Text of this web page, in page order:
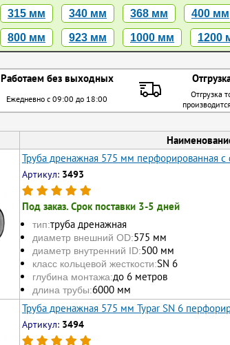
315 мм 340 мм 368 мм 400 мм
800 мм 923 мм 1000 мм 1200
Работаем без выходных
Ежедневно с 09:00 до 18:00
Отгрузка
Труба дренажная 575 мм перфорированная с
Артикул: 3493
Под заказ. Срок поставки 3-5 дней
тип:труба дренажная
диаметр внешний OD:575 мм
диаметр внутренний ID:500 мм
класс кольцевой жесткости:SN 6
глубина монтажа:до 6 метров
длина трубы:6000 мм
Труба дренажная 575 мм Typar SN 6
Артикул: 3494